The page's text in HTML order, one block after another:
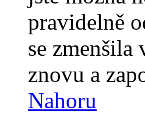
pravidelně
se zmenšila
znovu a
Nahoru